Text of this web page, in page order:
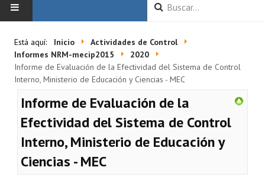
LA CGR
Misión y Visión
Marco Normativo
Organigrama
Está aquí: Inicio
Actividades de Control
Informes NRM-mecip2015
2020
Informe de Evaluación de la Efectividad del Sistema de Control
Interno, Ministerio de Educación y Ciencias - MEC
Informe de Evaluación de la
Efectividad del Sistema de Control
Interno, Ministerio de Educación y
Ciencias - MEC